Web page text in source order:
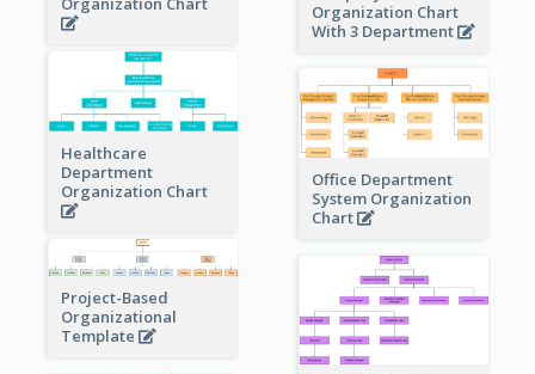
Organization Chart
With 3 Department
Healthcare
Department
Organization Chart
Office Department
System Organization
Chart
Project-Based
Organizational
Template